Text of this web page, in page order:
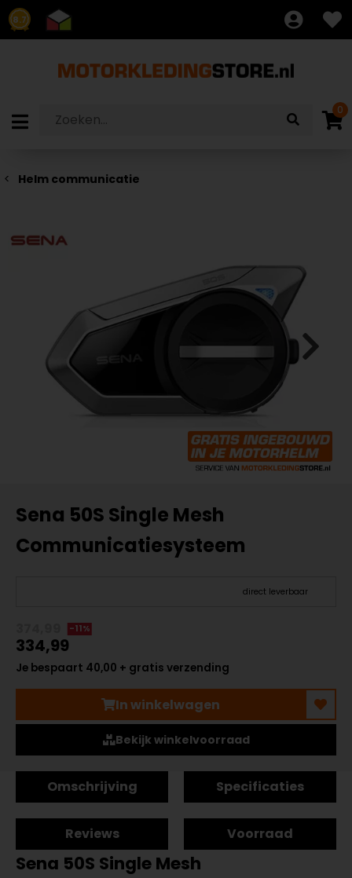
8.7
0
Helm communicatie
Sena 50S Single Mesh
Communicatiesysteem
direct leverbaar
-11%
334,99
Je bespaart 40,00 + gratis verzending
In winkelwagen
Bekijk winkelvoorraad
Omschrijving Specificaties
Reviews Voorraad
Sena 50S Single Mesh